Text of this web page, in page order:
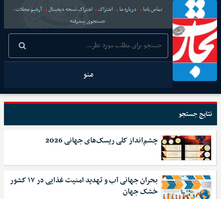
تماس باما درباره ما اشتراک اشتراک نسخه دیجیتال
آرشیو مجلات
جستجوی پیشرفته
منو
نتایج جستجو
چشم‌انداز کلی ریسک‌های جهانی 2026
بحران جهانی آب و تهدید امنیت غذایی در ۱۷ کشور
خشک جهان